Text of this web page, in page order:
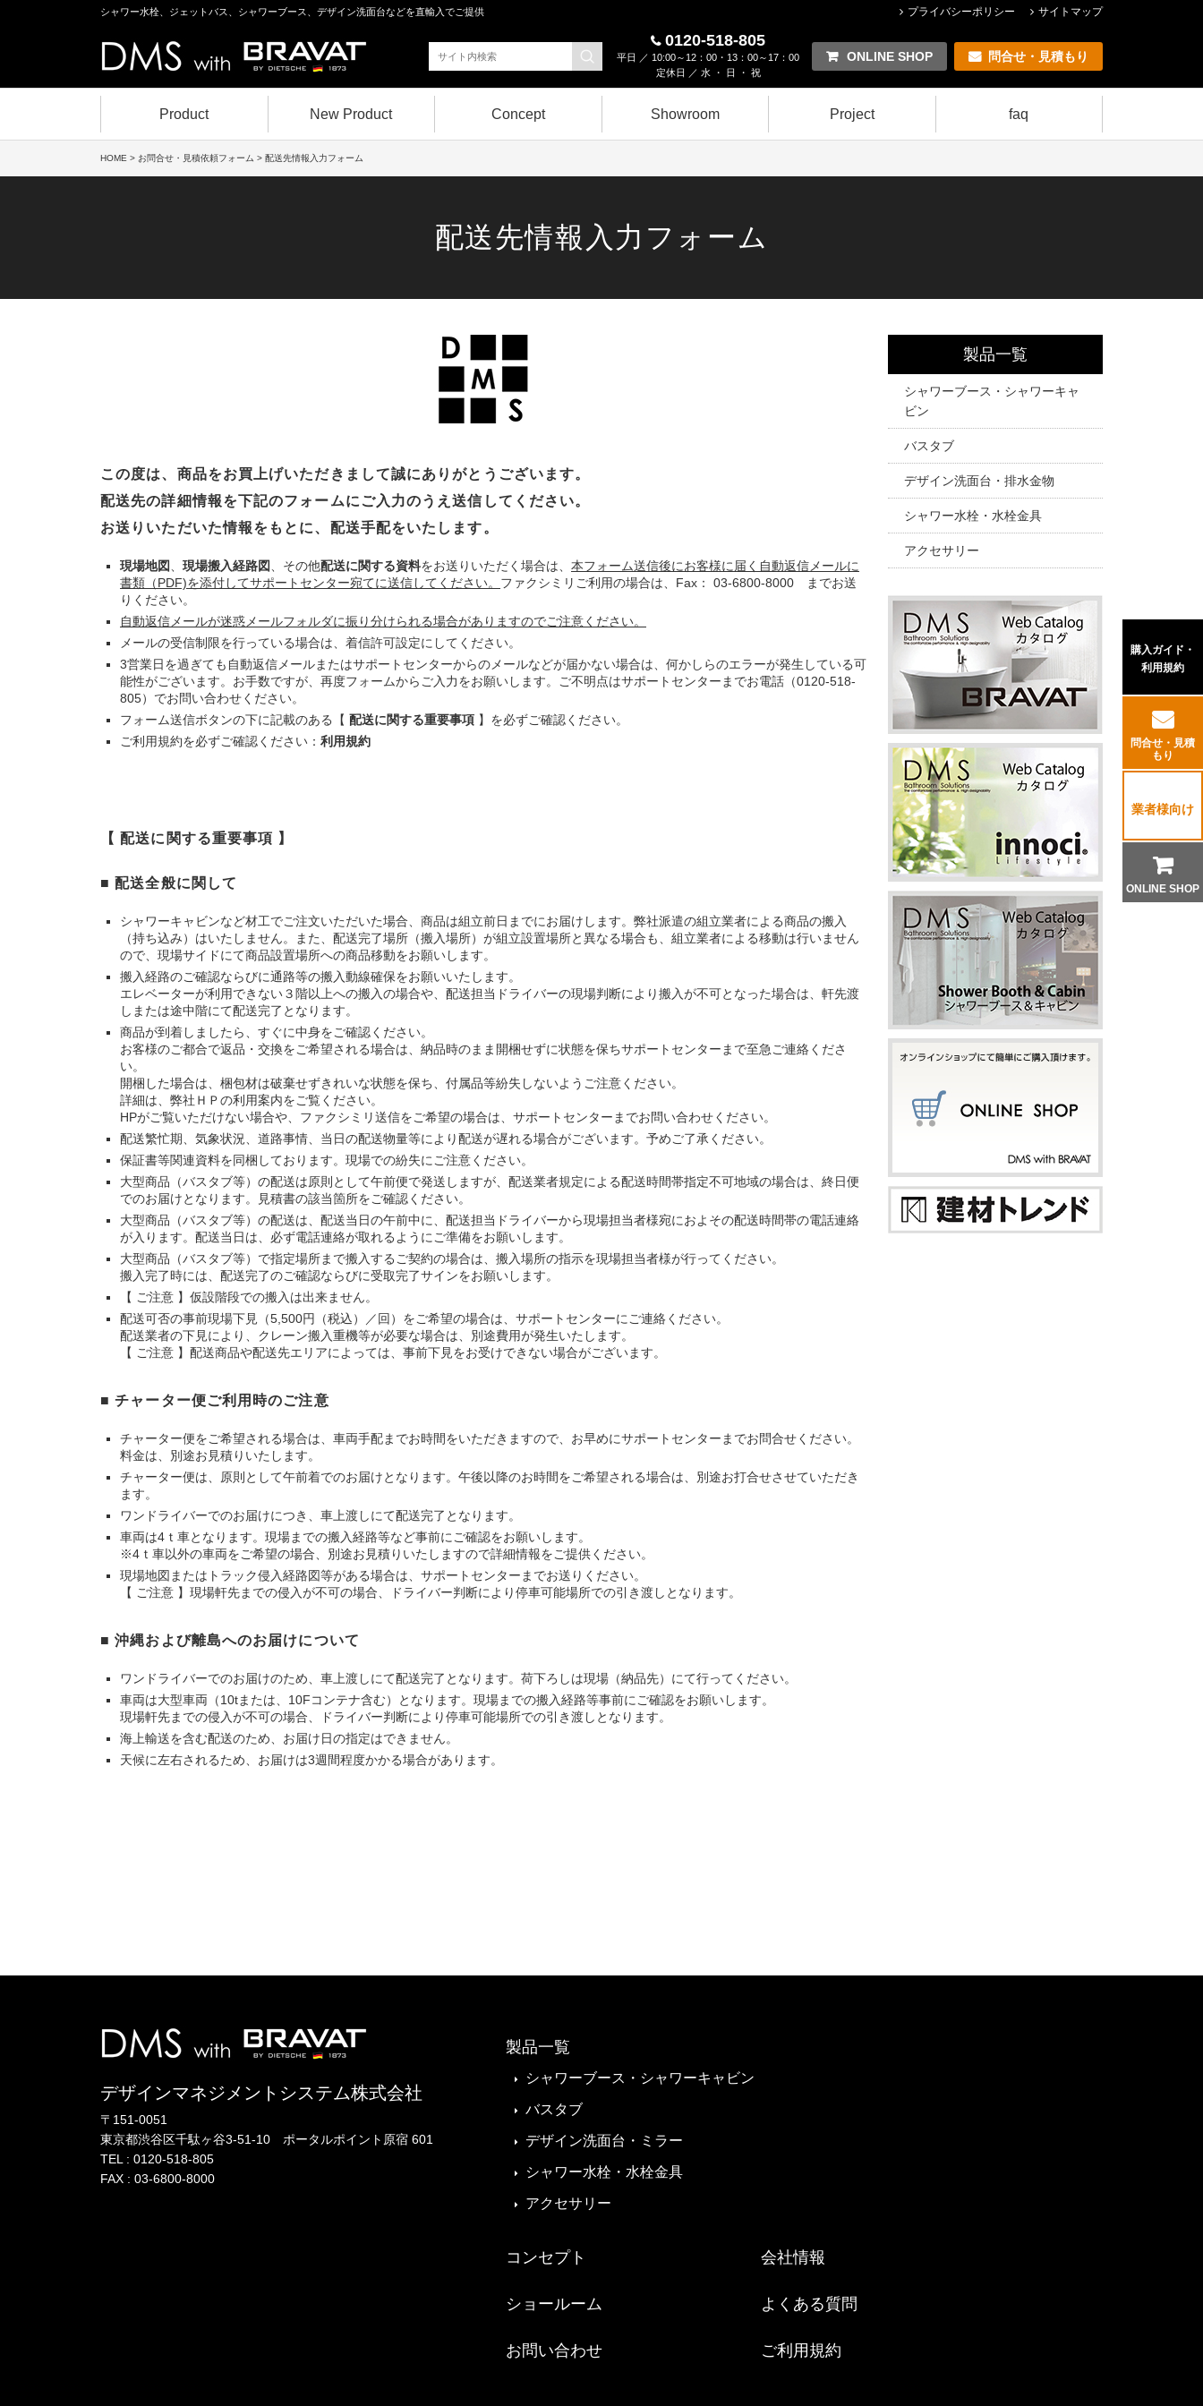
シャワー水栓、ジェットバス、シャワーブース、デザイン洗面台などを直輸入でご提供 プライバシーポリシー サイトマップ
0120-518-805
平日 ／ 10:00～12：00・13：00～17：00
定休日 ／ 水 ・ 日 ・ 祝
ONLINE SHOP 問合せ・見積もり
Product New Product Concept Showroom Project faq
HOME > お問合せ・見積依頼フォーム > 配送先情報入力フォーム
配送先情報入力フォーム
この度は、商品をお買上げいただきまして誠にありがとうございます。
配送先の詳細情報を下記のフォームにご入力のうえ送信してください。
お送りいただいた情報をもとに、配送手配をいたします。
現場地図 現場搬入経路図 、その他配送に関する資料をお送りいただく場合は、 本フォーム送信後にお客様に届く自動返信メールに
書類（PDF)を添付してサポートセンター宛てに送信してください。 ファクシミリご利用の場合は、Fax： 03-6800-8000 までお送
りください。
自動返信メールが迷惑メールフォルダに振り分けられる場合がありますのでご注意ください。
メールの受信制限を行っている場合は、着信許可設定にしてください。
3営業日を過ぎても自動返信メールまたはサポートセンターからのメールなどが届かない場合は、何かしらのエラーが発生している可
能性がございます。お手数ですが、再度フォームからご入力をお願いします。ご不明点はサポートセンターまでお電話（0120-518-
805）でお問い合わせください。
フォーム送信ボタンの下に記載のある
【 配送に関する重要事項 】 を必ずご確認ください。
ご利用規約を必ずご確認ください： 利用規約
【 配送に関する重要事項 】
■ 配送全般に関して
シャワーキャビンなど材工でご注文いただいた場合、商品は組立前日までにお届けします。弊社派遣の組立業者による商品の搬入
（持ち込み）はいたしません。また、配送完了場所（搬入場所）が組立設置場所と異なる場合も、組立業者による移動は行いません
ので、現場サイドにて商品設置場所への商品移動をお願いします。
搬入経路のご確認ならびに通路等の搬入動線確保をお願いいたします。
エレベーターが利用できない３階以上への搬入の場合や、配送担当ドライバーの現場判断により搬入が不可となった場合は、軒先渡
しまたは途中階にて配送完了となります。
商品が到着しましたら、すぐに中身をご確認ください。
お客様のご都合で返品・交換をご希望される場合は、納品時のまま開梱せずに状態を保ちサポートセンターまで至急ご連絡くださ
い。
開梱した場合は、梱包材は破棄せずきれいな状態を保ち、付属品等紛失しないようご注意ください。
詳細は、弊社ＨＰの利用案内をご覧ください。
HPがご覧いただけない場合や、ファクシミリ送信をご希望の場合は、サポートセンターまでお問い合わせください。
配送繁忙期、気象状況、道路事情、当日の配送物量等により配送が遅れる場合がございます。予めご了承ください。
保証書等関連資料を同梱しております。現場での紛失にご注意ください。
大型商品（バスタブ等）の配送は原則として午前便で発送しますが、配送業者規定による配送時間帯指定不可地域の場合は、終日便
でのお届けとなります。見積書の該当箇所をご確認ください。
大型商品（バスタブ等）の配送は、配送当日の午前中に、配送担当ドライバーから現場担当者様宛におよその配送時間帯の電話連絡
が入ります。配送当日は、必ず電話連絡が取れるようにご準備をお願いします。
大型商品（バスタブ等）で指定場所まで搬入するご契約の場合は、搬入場所の指示を現場担当者様が行ってください。
搬入完了時には、配送完了のご確認ならびに受取完了サインをお願いします。
【 ご注意 】仮設階段での搬入は出来ません。
配送可否の事前現場下見（5,500円（税込）／回）をご希望の場合は、サポートセンターにご連絡ください。
配送業者の下見により、クレーン搬入重機等が必要な場合は、別途費用が発生いたします。
【 ご注意 】配送商品や配送先エリアによっては、事前下見をお受けできない場合がございます。
■ チャーター便ご利用時のご注意
チャーター便をご希望される場合は、車両手配までお時間をいただきますので、お早めにサポートセンターまでお問合せください。
料金は、別途お見積りいたします。
チャーター便は、原則として午前着でのお届けとなります。午後以降のお時間をご希望される場合は、別途お打合せさせていただき
ます。
ワンドライバーでのお届けにつき、車上渡しにて配送完了となります。
車両は4ｔ車となります。現場までの搬入経路等など事前にご確認をお願いします。
※4ｔ車以外の車両をご希望の場合、別途お見積りいたしますので詳細情報をご提供ください。
現場地図またはトラック侵入経路図等がある場合は、サポートセンターまでお送りください。
【 ご注意 】現場軒先までの侵入が不可の場合、ドライバー判断により停車可能場所での引き渡しとなります。
■ 沖縄および離島へのお届けについて
ワンドライバーでのお届けのため、車上渡しにて配送完了となります。荷下ろしは現場（納品先）にて行ってください。
車両は大型車両（10tまたは、10Fコンテナ含む）となります。現場までの搬入経路等事前にご確認をお願いします。
現場軒先までの侵入が不可の場合、ドライバー判断により停車可能場所での引き渡しとなります。
海上輸送を含む配送のため、お届け日の指定はできません。
天候に左右されるため、お届けは3週間程度かかる場合があります。
製品一覧
シャワーブース・シャワーキャ
ビン
バスタブ
デザイン洗面台・排水金物
シャワー水栓・水栓金具
アクセサリー
デザインマネジメントシステム株式会社
〒151-0051
東京都渋谷区千駄ヶ谷3-51-10 ポータルポイント 原宿 601
TEL : 0120-518-805
FAX : 03-6800-8000
製品一覧
シャワーブース・シャワーキャビン
バスタブ
デザイン洗面台・ミラー
シャワー水栓・水栓金具
アクセサリー
コンセプト 会社情報
ショールーム よくある質問
お問い合わせ ご利用規約
購入ガイド・
利用規約
問合せ・見積
もり
業者様向け
ONLINE SHOP